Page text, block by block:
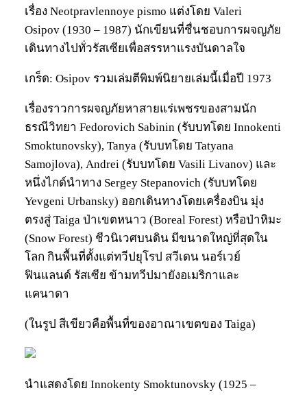
เรื่อง Neotpravlennoye pismo แต่งโดย Valeri
Osipov (1930 – 1987) นักเขียนที่ชื่นชอบการผจญภัย
เดินทางไปทั่วรัสเซียเพื่อสรรหาแรงบันดาลใจ
เกร็ด: Osipov รวมเล่มตีพิมพ์นิยายเล่มนี้เมื่อปี 1973
เรื่องราวการผจญภัยหาสายแร่เพชรของสามนัก
ธรณีวิทยา Fedorovich Sabinin (รับบทโดย Innokenti
Smoktunovsky), Tanya (รับบทโดย Tatyana
Samojlova), Andrei (รับบทโดย Vasili Livanov) และ
หนึ่งไกด์นำทาง Sergey Stepanovich (รับบทโดย
Yevgeni Urbansky) ออกเดินทางโดยเครื่องบิน มุ่ง
ตรงสู่ Taiga ป่าเขตหนาว (Boreal Forest) หรือป่าหิมะ
(Snow Forest) ชีวนิเวศบนดิน มีขนาดใหญ่ที่สุดใน
โลก กินพื้นที่ตั้งแต่ทวีปยุโรป สวีเดน นอร์เวย์
ฟินแลนด์ รัสเซีย ข้ามทวีปมายังอเมริกาและ
แคนาดา
(ในรูป สีเขียวคือพื้นที่ของอาณาเขตของ Taiga)
นำแสดงโดย Innokenty Smoktunovsky (1925 –